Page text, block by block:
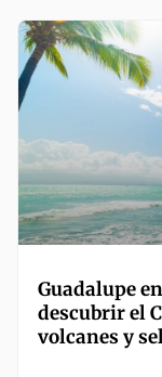
Guadalupe
descubrir el
volcanes y